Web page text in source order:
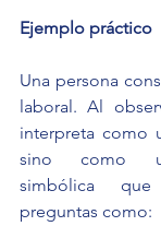
Ejemplo práctico
Una persona
laboral. Al
interpreta como
sino como
simbólica
preguntas como: